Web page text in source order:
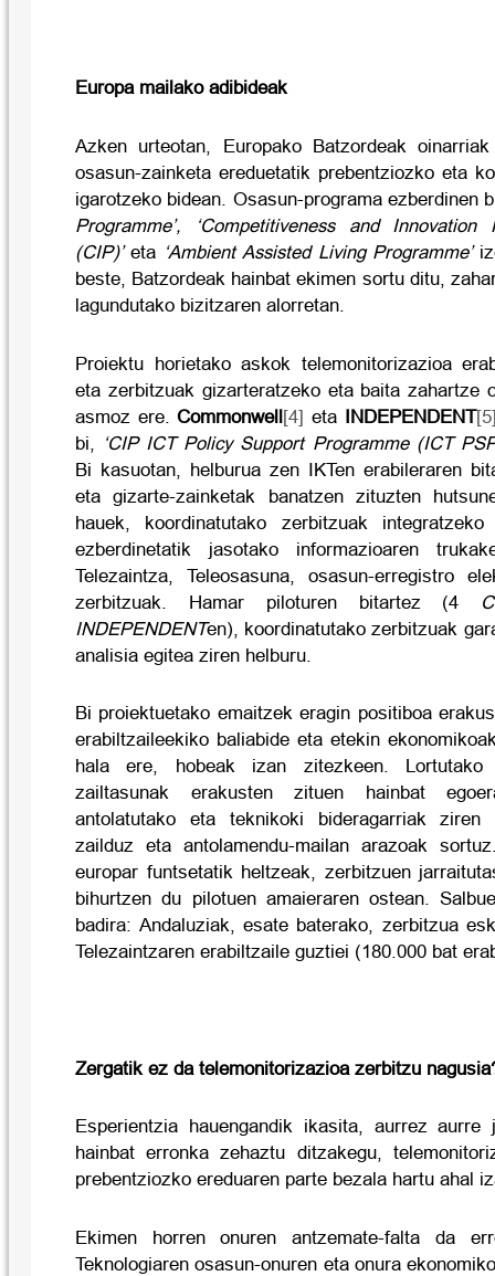
Europa mailako adibideak
Azken urteotan, Europako Batzordeak
osasun-zainketa ereduetatik prebentziozko eta
igarotzeko bidean. Osasun-programa ezberdinen
Programme’, ‘Competitiveness and Innovation
(CIP)’eta ‘Ambient Assisted Living Programme’
beste, Batzordeak hainbat ekimen sortu ditu,
lagundutako bizitzaren alorretan.
Proiektu horietako askok telemonitorizazioa
eta zerbitzuak gizarteratzeko eta baita zahartze
asmoz ere.
Commonwell[4] eta INDEPENDENT
bi,
‘CIP ICT Policy Support Programme (ICT
Bi kasuotan, helburua zen IKTen erabileraren
eta gizarte-zainketak banatzen zituzten
hauek, koordinatutako zerbitzuak
ezberdinetatik jasotako informazioaren
Telezaintza, Teleosasuna, osasun-erregistro
zerbitzuak. Hamar piloturen bitartez (4
INDEPENDENTen), koordinatutako zerbitzuak
analisia egitea ziren helburu.
Bi proiektuetako emaitzek eragin positiboa
erabiltzaileekiko baliabide eta etekin
hala ere, hobeak izan zitezkeen. Lortutako
zailtasunak erakusten zituen hainbat
antolatutako eta teknikoki bideragarriak ziren
zailduz eta antolamendu-mailan arazoak
europar funtsetatik heltzeak, zerbitzuen
bihurtzen du pilotuen amaieraren ostean.
badira: Andaluziak, esate baterako, zerbitzua
Telezaintzaren erabiltzaile guztiei (180.000 bat
Zergatik ez da telemonitorizazioa zerbitzu
Esperientzia hauengandik ikasita, aurrez aurre
hainbat erronka zehaztu ditzakegu,
prebentziozko ereduaren parte bezala hartu ahal
Ekimen horren onuren antzemate-falta da
Teknologiaren osasun-onuren eta onura